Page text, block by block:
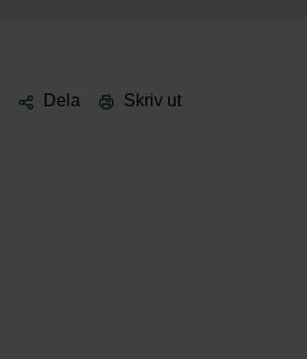
Dela Skriv ut